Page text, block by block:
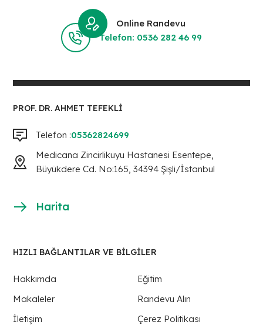
Online Randevu
Telefon: 0536 282 46 99
PROF. DR. AHMET TEFEKLI
Telefon :05362824699
Medicana Zincirlikuyu Hastanesi Esentepe,
Büyükdere Cd. No:165, 34394 Şişli/İstanbul
Harita
HIZLI BAĞLANTILAR VE BİLGİLER
Hakkımda
Eğitim
Makaleler
Randevu Alın
İletişim
Çerez Politikası